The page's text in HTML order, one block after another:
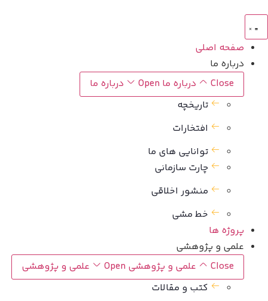
صفحه اصلی
درباره ما
Close درباره ما
Open درباره ما
تاریخچه
افتخارات
توانایی های ما
چارت سازمانی
منشور اخلاقی
خط مشی
پروژه ها
علمی و پژوهشی
Close علمی و پژوهشی
Open علمی و پژوهشی
کتب و مقالات